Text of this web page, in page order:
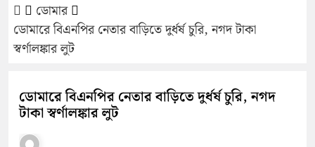
ডোমার
ডোমারে বিএনপির নেতার বাড়িতে দুর্ধর্ষ চুরি, নগদ টাকা
স্বর্ণালঙ্কার লুট
ডোমারে বিএনপির নেতার বাড়িতে দুর্ধর্ষ চুরি, নগদ
টাকা স্বর্ণালঙ্কার লুট